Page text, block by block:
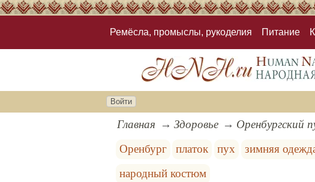
Ремёсла, промыслы, рукоделия Питание
Войти
Главная Здоровье
Оренбургский
Оренбург
платок пух зимняя
народный костюм